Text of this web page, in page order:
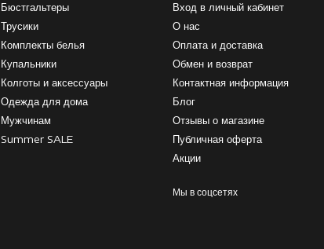
Бюстгальтеры
Трусики
Комплекты белья
Купальники
Колготы и аксессуары
Одежда для дома
Мужчинам
Summer SALE
Вход в личный кабинет
О нас
Оплата и доставка
Обмен и возврат
Контактная информация
Блог
Отзывы о магазине
Публичная оферта
Акции
Мы в соцсетях